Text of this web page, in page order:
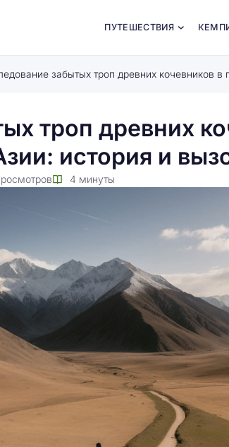
ПУТЕШЕСТВИЯ
троп древних
история и
4 минуты
— любовь под
Каталонии